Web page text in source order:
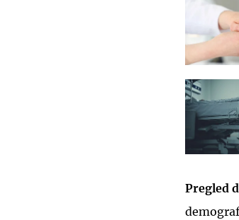
Pregled